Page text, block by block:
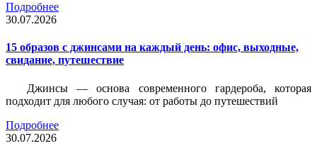
Подробнее
30.07.2026
15 образов с джинсами на каждый день: офис, выходные,
свидание, путешествие
Джинсы — основа современного гардероба, которая
подходит для любого случая: от работы до путешествий
Подробнее
30.07.2026